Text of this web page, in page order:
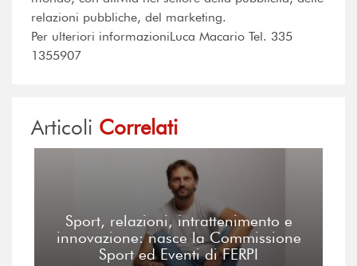
relazioni pubbliche, del marketing.
Per ulteriori informazioniLuca Macario Tel. 335
1355907
Articoli Correlati
Sport, relazioni, intrattenimento e
innovazione: nasce la Commissione
Sport ed Eventi di FERPI